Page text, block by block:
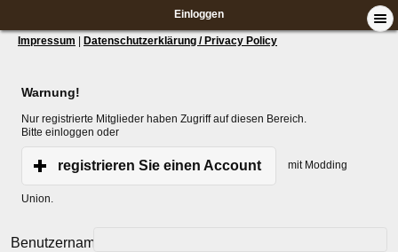
Einloggen
Impressum Datenschutzerklärung / Privacy Policy
Warnung!
Nur registrierte Mitglieder haben Zugriff auf diesen Bereich.
Bitte einloggen oder
registrieren Sie einen Account mit Modding
Union.
Benutzername: